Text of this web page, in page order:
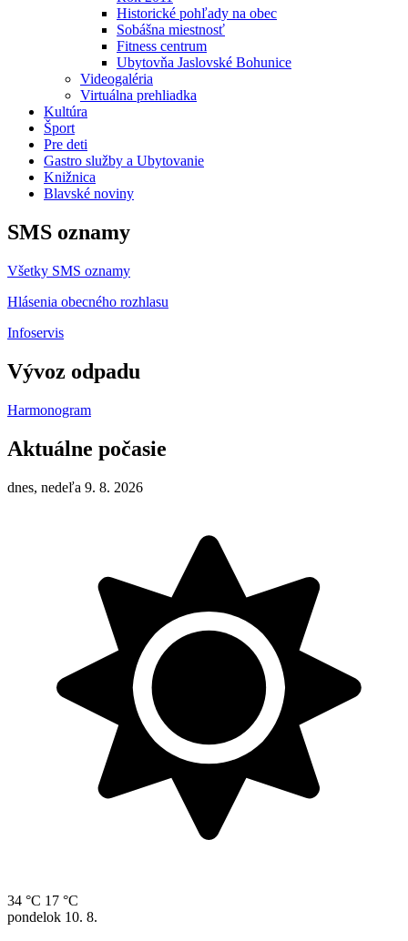
Historické pohľady na obec
Sobášna miestnosť
Fitness centrum
Ubytovňa Jaslovské Bohunice
Videogaléria
Virtuálna prehliadka
Kultúra
Šport
Pre deti
Gastro služby a Ubytovanie
Knižnica
Blavské noviny
SMS oznamy
Všetky SMS oznamy
Hlásenia obecného rozhlasu
Infoservis
Vývoz odpadu
Harmonogram
Aktuálne počasie
dnes, nedeľa 9. 8. 2026
34 °C 17 °C
pondelok 10. 8.